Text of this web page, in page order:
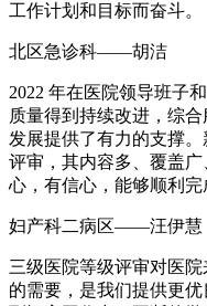
工作计划和目标而奋斗。
北区急诊科——胡洁
2022 年在医院领导班子
质量得到持续改进，综
发展提供了有力的支撑
评审，其内容多、覆盖
心，有信心，能够顺利完
妇产科二病区——汪伊慧
三级医院等级评审对医
的需要，是我们提供更